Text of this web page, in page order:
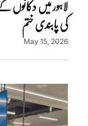
کی پابندی ختم
May 15, 2026